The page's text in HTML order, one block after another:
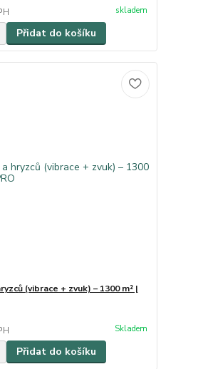
skladem
Přidat do košíku
(vibrace + zvuk) – 1300 m² |
Skladem
Přidat do košíku